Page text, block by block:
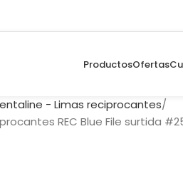
ProductosOfertas
- Limas reciprocantes
REC Blue File surtida